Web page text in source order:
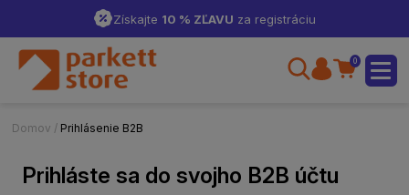
Získajte 10 % ZĽAVU za registráciu
0
Domov / Prihlásenie B2B
Prihláste sa do svojho B2B účtu